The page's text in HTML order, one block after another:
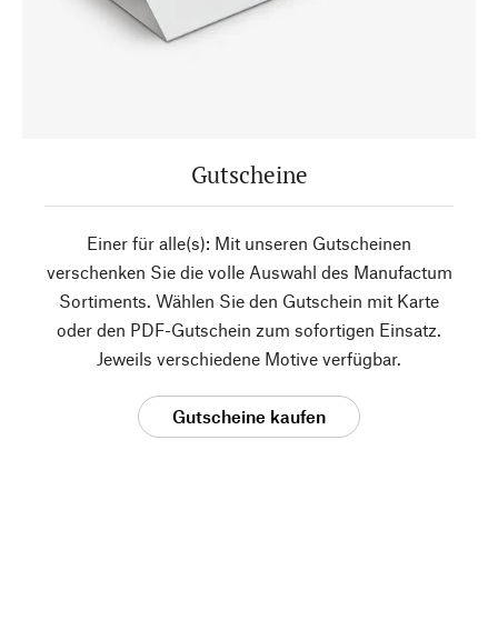
Gutscheine
Einer für alle(s): Mit unseren Gutscheinen
verschenken Sie die volle Auswahl des Manufactum
Sortiments. Wählen Sie den Gutschein mit Karte
oder den PDF-Gutschein zum sofortigen Einsatz.
Jeweils verschiedene Motive verfügbar.
Gutscheine kaufen